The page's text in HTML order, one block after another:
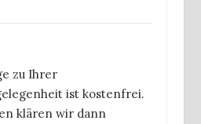
zu Ihrer
ist kostenfrei.
klären wir dann